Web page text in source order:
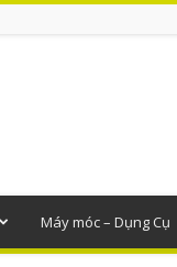
Máy móc – Dụng Cụ